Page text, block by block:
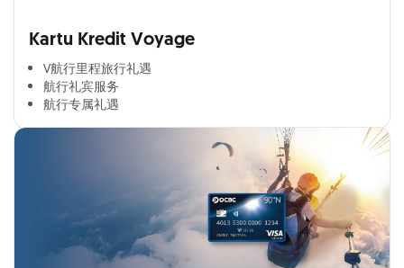
Kartu Kredit Voyage
V航行里程旅行礼遇
航行礼宾服务
航行专属礼遇